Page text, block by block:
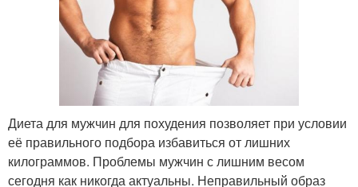
Диета для мужчин для похудения позволяет при условии
её правильного подбора избавиться от лишних
килограммов. Проблемы мужчин с лишним весом
сегодня как никогда актуальны. Неправильный образ